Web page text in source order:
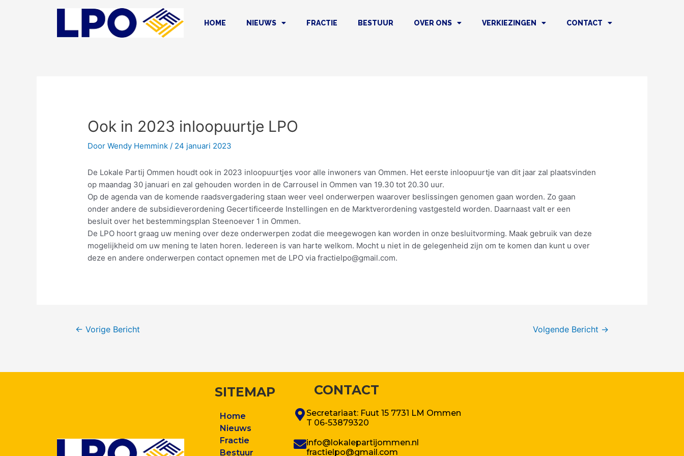
HOME NIEUWS FRACTIE BESTUUR OVER ONS VERKIEZINGEN CONTACT
Ook in 2023 inloopuurtje LPO
DoorWendy Hemmink/ 24 januari 2023
De Lokale Partij Ommen houdt ook in 2023 inloopuurtjes voor alle inwoners van Ommen. Het eerste inloopuurtje van dit jaar zal plaatsvinden
op maandag 30 januari en zal gehouden worden in de Carrousel in Ommen van 19.30 tot 20.30 uur.
Op de agenda van de komende raadsvergadering staan weer veel onderwerpen waarover beslissingen genomen gaan worden. Zo gaan
onder andere de subsidieverordening Gecertificeerde Instellingen en de Marktverordening vastgesteld worden. Daarnaast valt er een
besluit over het bestemmingsplan Steenoever 1 in Ommen.
De LPO hoort graag uw mening over deze onderwerpen zodat die meegewogen kan worden in onze besluitvorming. Maak gebruik van deze
mogelijkheid om uw mening te laten horen. Iedereen is van harte welkom. Mocht u niet in de gelegenheid zijn om te komen dan kunt u over
deze en andere onderwerpen contact opnemen met de LPO via fractielpo@gmail.com.
navigatie
← Vorige Bericht Volgende Bericht →
SITEMAP
Home
Nieuws
Fractie
Bestuur
CONTACT
Secretariaat: Fuut 15 7731 LM Ommen
T 06-53879320
info@lokalepartijommen.nl
fractielpo@gmail.com